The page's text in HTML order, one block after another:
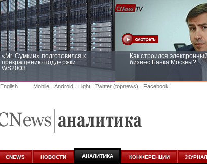
«Mr. Сумкин» подготовился к
прекращению поддержки
WS2003
Как строился электронный
бизнес Банка Москвы?
аналитике
English Mobile Android Light Twitter (topnews) Facebook
CNEWS НОВОСТИ АНАЛИТИКА КОНФЕРЕНЦИИ ЖУРНАЛ